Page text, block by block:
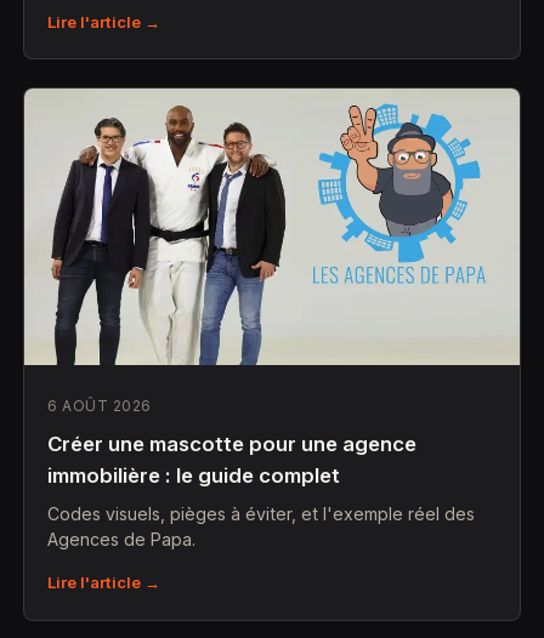
Lire l'article →
6 AOÛT 2026
Créer une mascotte pour une agence
immobilière : le guide complet
Codes visuels, pièges à éviter, et l'exemple réel des
Agences de Papa.
Lire l'article →